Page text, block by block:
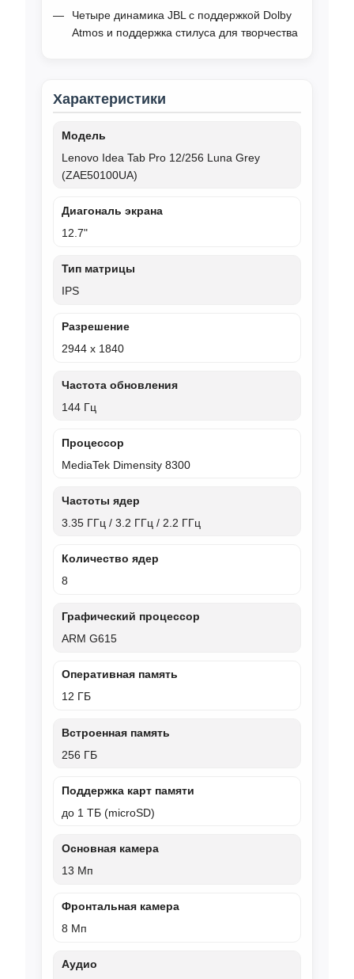
Четыре динамика JBL с поддержкой Dolby
Atmos и поддержка стилуса для творчества
Характеристики
Модель
Lenovo Idea Tab Pro 12/256 Luna Grey
(ZAE50100UA)
Диагональ экрана
12.7"
Тип матрицы
IPS
Разрешение
2944 х 1840
Частота обновления
144 Гц
Процессор
MediaTek Dimensity 8300
Частоты ядер
3.35 ГГц / 3.2 ГГц / 2.2 ГГц
Количество ядер
8
Графический процессор
ARM G615
Оперативная память
12 ГБ
Встроенная память
256 ГБ
Поддержка карт памяти
до 1 ТБ (microSD)
Основная камера
13 Мп
Фронтальная камера
8 Мп
Аудио